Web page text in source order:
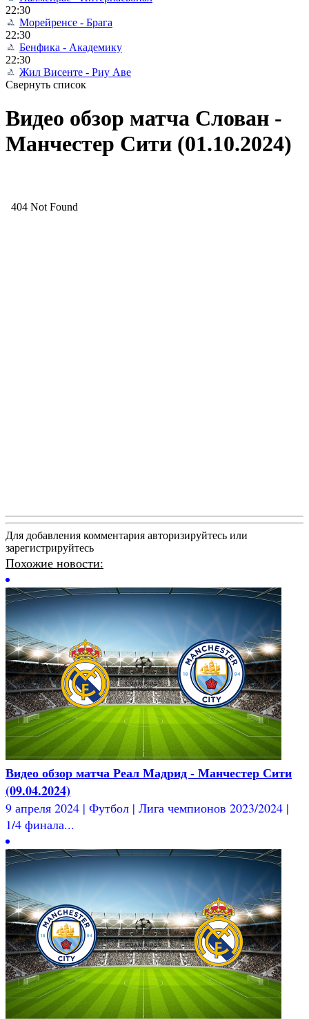
22:30
Морейренсе - Брага
22:30
Бенфика - Академику
22:30
Жил Висенте - Риу Аве
Свернуть список
Видео обзор матча Слован -
Манчестер Сити (01.10.2024)
Для добавления комментария авторизируйтесь или
зарегистрируйтесь
Похожие новости:
Видео обзор матча Реал Мадрид - Манчестер Сити
(09.04.2024)
9 апреля 2024 | Футбол | Лига чемпионов 2023/2024 |
1/4 финала...